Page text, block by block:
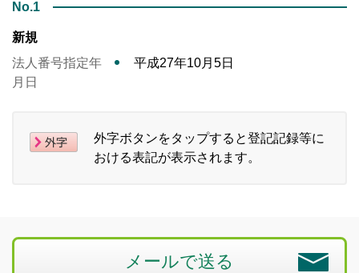
No.1
新規
法人番号指定年
月日
平成27年10月5日
外字ボタンをタップすると登記記録等に
おける表記が表示されます。
メールで送る